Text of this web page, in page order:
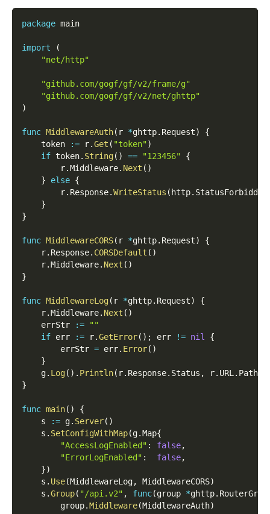
package main
import
(
"net/http"
"github.com/gogf/gf/v2/frame/g"
"github.com/gogf/gf/v2/net/ghttp"
)
func MiddlewareAuth( r *ghttp. Request)
{
    token
:= r.Get ( "token")
if token. String( ) == "123456"
{
        r
.Middleware. Next ( )
}
else {
        r
. Response.WriteStatus ( http. StatusForbidden
}
}
func MiddlewareCORS( r *ghttp. Request)
{
    r
. Response. CORSDefault ( )
    r
.Middleware. Next ( )
}
func MiddlewareLog( r *ghttp. Request)
{
    r
.Middleware. Next ( )
    errStr
:=
""
if err := r.GetError( ) ; err != nil
{
        errStr
= err. Error( )
}
    g
. Log( ) . Println( r. Response. Status , r. URL. Path
}
func main( )
{
    s
:= g. Server( )
    s
. SetConfigWithMap(g.Map{
"AccessLogEnabled" : false,
"ErrorLogEnabled" : false,
})
    s
. Use(MiddlewareLog, MiddlewareCORS)
    s
.Group( "/api.v2" , func(group *ghttp.
        group
.Middleware(MiddlewareAuth)